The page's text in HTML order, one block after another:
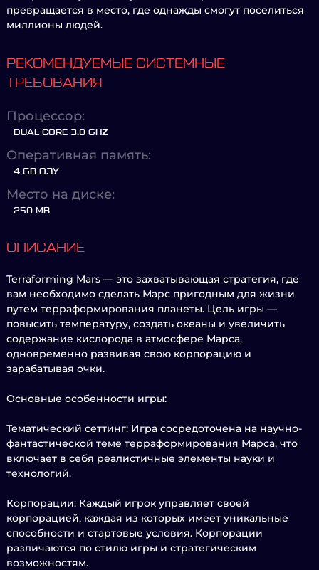
превращается в место, где однажды смогут поселиться
миллионы людей.
РЕКОМЕНДУЕМЫЕ СИСТЕМНЫЕ
ТРЕБОВАНИЯ
Процессор:
DUAL CORE 3.0 GHZ
Оперативная память:
4 GB ОЗУ
Место на диске:
250 MB
ОПИСАНИЕ
Terraforming Mars — это захватывающая стратегия, где
вам необходимо сделать Марс пригодным для жизни
путем терраформирования планеты. Цель игры —
повысить температуру, создать океаны и увеличить
содержание кислорода в атмосфере Марса,
одновременно развивая свою корпорацию и
зарабатывая очки.
Основные особенности игры:
Тематический сеттинг: Игра сосредоточена на научно-
фантастической теме терраформирования Марса, что
включает в себя реалистичные элементы науки и
технологий.
Корпорации: Каждый игрок управляет своей
корпорацией, каждая из которых имеет уникальные
способности и стартовые условия. Корпорации
различаются по стилю игры и стратегическим
возможностям.